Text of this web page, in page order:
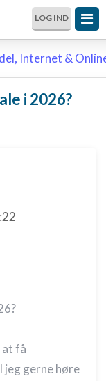
LOG IND
Internet &
i 2026?
få
jeg gerne høre